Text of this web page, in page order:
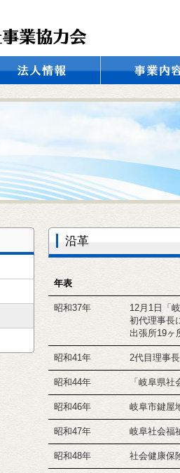
理事長あいさつ
法人概要
沿革
アクセス 事業紹介
公共事業
沿革
年表
昭和37年
12月1日「
初代理事長
出張所19ヶ
昭和41年 2代目理事
昭和44年 「岐阜県
昭和46年 岐阜市鍵屋
昭和47年 岐阜社会福
昭和48年 社会健康保